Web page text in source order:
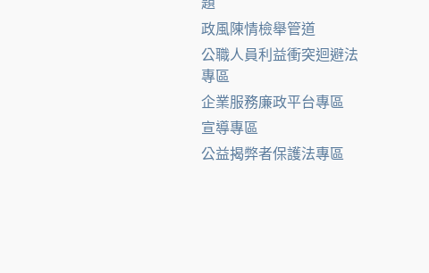
題
政風陳情檢舉管道
公職人員利益衝突迴避法
專區
企業服務廉政平台專區
宣導專區
公益揭弊者保護法專區